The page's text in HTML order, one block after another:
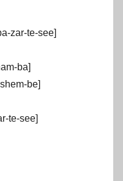
zar-te-see]
ba]
be]
te-see]